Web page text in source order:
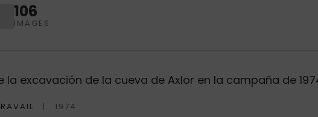
106
IMAGES
excavación de la cueva de Axlor en la campaña de
1974